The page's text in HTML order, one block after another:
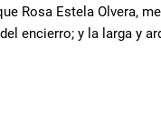
Rosa Estela Olvera,
encierro; y la larga y